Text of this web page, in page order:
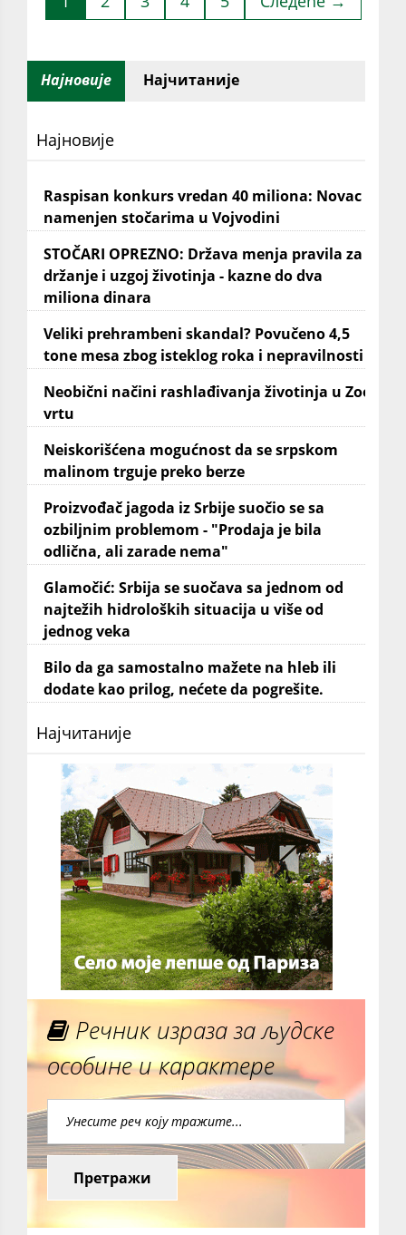
Најновије Најчитаније
Најновије
Raspisan konkurs vredan 40 miliona: Novac
namenjen stočarima u Vojvodini
STOČARI OPREZNO: Država menja pravila za
držanje i uzgoj životinja - kazne do dva
miliona dinara
Veliki prehrambeni skandal? Povučeno 4,5
tone mesa zbog isteklog roka i nepravilnosti
Neobični načini rashlađivanja životinja u Zoo
vrtu
Neiskorišćena mogućnost da se srpskom
malinom trguje preko berze
Proizvođač jagoda iz Srbije suočio se sa
ozbiljnim problemom - "Prodaja je bila
odlična, ali zarade nema"
Glamočić: Srbija se suočava sa jednom od
najtežih hidroloških situacija u više od
jednog veka
Bilo da ga samostalno mažete na hleb ili
dodate kao prilog, nećete da pogrešite.
Најчитаније
Речник израза за људске
особине и карактере
Претражи